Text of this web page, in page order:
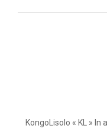
KongoLisolo « KL »